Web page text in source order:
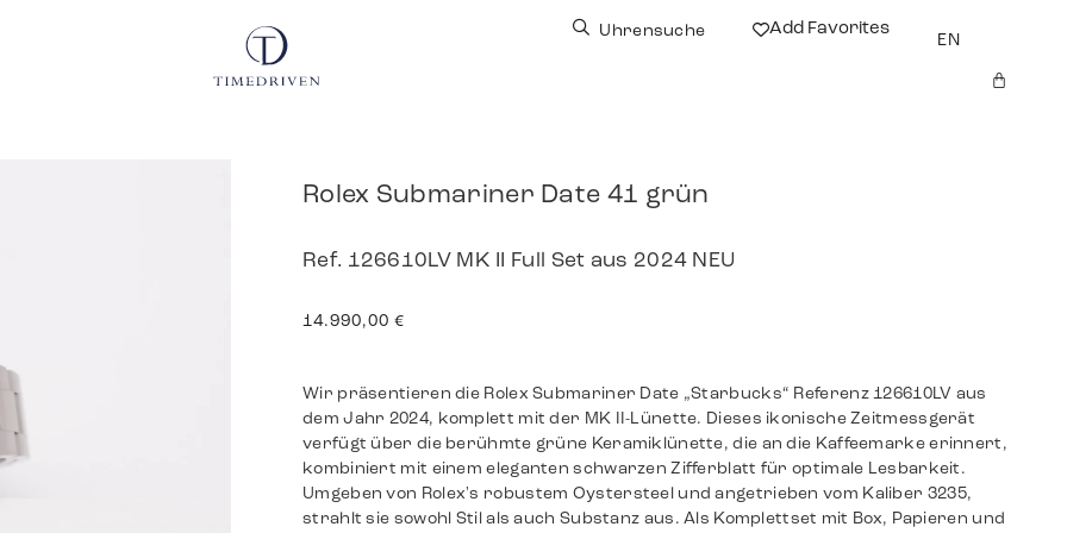
Uhrensuche Add Favorites
EN
Rolex Submariner Date 41 grün
Ref. 126610LV MK II Full Set aus 2024 NEU
14.990,00 €
Wir präsentieren die Rolex Submariner Date „Starbucks“ Referenz 126610LV aus
dem Jahr 2024, komplett mit der MK II-Lünette. Dieses ikonische Zeitmessgerät
verfügt über die berühmte grüne Keramiklünette, die an die Kaffeemarke erinnert,
kombiniert mit einem eleganten schwarzen Zifferblatt für optimale Lesbarkeit.
Umgeben von Rolex's robustem Oystersteel und angetrieben vom Kaliber 3235,
strahlt sie sowohl Stil als auch Substanz aus. Als Komplettset mit Box, Papieren und